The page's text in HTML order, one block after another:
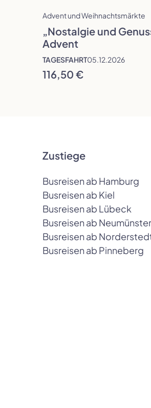
Auswahl übernehmen
Advent und Weihnachtsmärkte
„Nostalgie und
Advent
TAGESFAHRT05.12.2026
116,50 €
Zustiege
Busreisen ab Hamburg
Busreisen ab Kiel
Busreisen ab Lübeck
Busreisen ab Neumünster
Busreisen ab
Busreisen ab Pinneberg